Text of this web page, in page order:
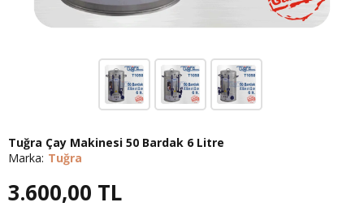
Tuğra Çay Makinesi 50 Bardak 6 Litre
Marka: Tuğra
3.600,00 TL